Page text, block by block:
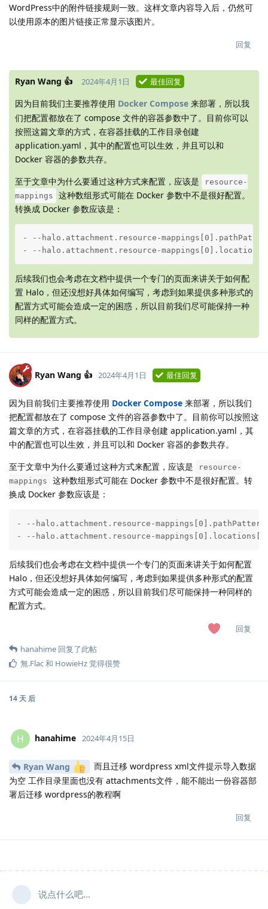
WordPress中的附件链接规则一致。这样文章内容导入后，仍然可
以使用原本的图片链接正常显示该图片。
回复
Ryan Wang 👍 2024年4月1日 最佳回复
因为目前我们主要推荐使用 Docker Compose 来部署，所以我
们把配置都放在了 compose 文件的容器参数中了。目前你可以
按照这篇文章的方式，在容器挂载的工作目录创建
application.yaml，其中的配置也可以生效，并且可以和
Docker 容器的参数共存。
至于文章中为什么要通过这种方式来配置，应该是
resource-
mappings
这种数组形式可能在 Docker 参数中不是很好配置。
转换成 Docker 参数应该是：
- --halo.attachment.resource-
- --halo.attachment.resource-
后续我们也会考虑在文档中提供一个专门的页面来讲关于如何配
置 Halo，但还没想好具体如何编写，考虑到如果提供多种形式的
配置方式可能会造成一定的困惑，所以目前我们尽可能保持一种
同样的配置方式。
Ryan Wang 👍 2024年4月1日 最佳回复
因为目前我们主要推荐使用 Docker Compose 来部署，所以我们
把配置都放在了 compose 文件的容器参数中了。目前你可以按照这
篇文章的方式，在容器挂载的工作目录创建 application.yaml，其
中的配置也可以生效，并且可以和 Docker 容器的参数共存。
至于文章中为什么要通过这种方式来配置，应该是
resource-
mappings
这种数组形式可能在 Docker 参数中不是很好配置。转
换成 Docker 参数应该是：
- --halo.attachment.resource-
- --halo.attachment.resource-
后续我们也会考虑在文档中提供一个专门的页面来讲关于如何配置
Halo，但还没想好具体如何编写，考虑到如果提供多种形式的配置
方式可能会造成一定的困惑，所以目前我们尽可能保持一种同样的
配置方式。
回复
hanahime 回复了此帖
無.​Flac和 HowieHz觉得很赞
14 天 后
H hanahime 2024年4月15日
Ryan Wang
而且迁移 wordpress xml文件提示导入数据
为空 工作目录里面也没有 attachments文件，能不能出一份容器部
署后迁移 wordpress的教程啊
回复
说点什么吧...